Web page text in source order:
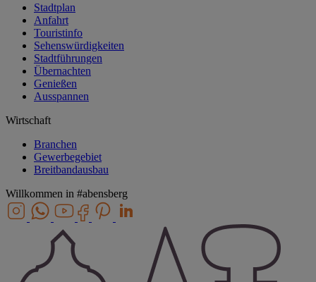
Stadtplan
Anfahrt
Touristinfo
Sehenswürdigkeiten
Stadtführungen
Übernachten
Genießen
Ausspannen
Wirtschaft
Branchen
Gewerbegebiet
Breitbandausbau
Willkommen in #abensberg